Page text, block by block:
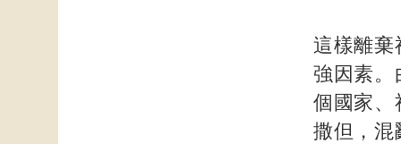
這樣離棄
強因素。
個國家、
撒但，混